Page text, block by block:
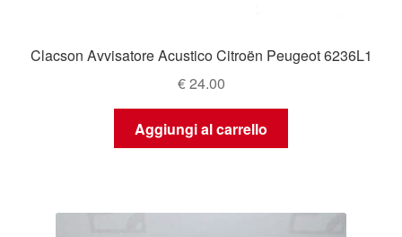
Clacson Avvisatore Acustico Citroën Peugeot 6236L1
€24.00
Aggiungi al carrello